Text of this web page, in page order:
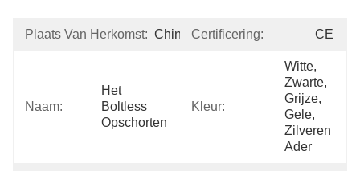
Plaats Van Herkomst: China Certificering: CE
Naam:
Het
Boltless
Opschorten
Kleur:
Witte,
Zwarte,
Grijze,
Gele,
Zilveren
Ader